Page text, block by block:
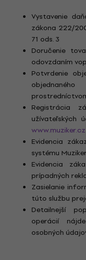
Vystavenie
zákona 222/
71 ods. 3
Doručenie
odovzdaním
Potvrdenie
Registrácia
užívateľských
www.muziker.cz
Evidencia
systému
Evidencia
prípadných
Zasielanie
túto službu
Detailnejší
operácií
osobných